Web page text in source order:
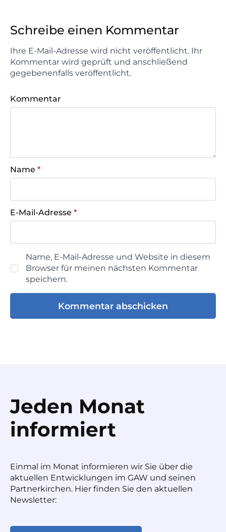
Schreibe einen Kommentar
Ihre E-Mail-Adresse wird nicht veröffentlicht. Ihr
Kommentar wird geprüft und anschließend
gegebenenfalls veröffentlicht.
Kommentar
Name *
E-Mail-Adresse *
Name, E-Mail-Adresse und Website in diesem
Browser für meinen nächsten Kommentar
speichern.
Jeden Monat
informiert
Einmal im Monat informieren wir Sie über die
aktuellen Entwicklungen im GAW und seinen
Partnerkirchen. Hier finden Sie den aktuellen
Newsletter: